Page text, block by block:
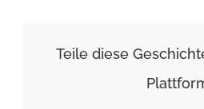
Teile diese